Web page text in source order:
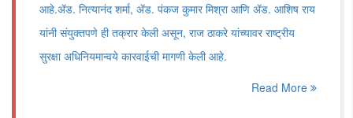
आहे.ॲड. नित्यानंद शर्मा, ॲड. पंकज कुमार मिश्रा आणि ॲड. आशिष राय
यांनी संयुक्तपणे ही तक्रार केली असून, राज ठाकरे यांच्यावर राष्ट्रीय
सुरक्षा अधिनियमान्वये कारवाईची मागणी केली आहे.
Read More